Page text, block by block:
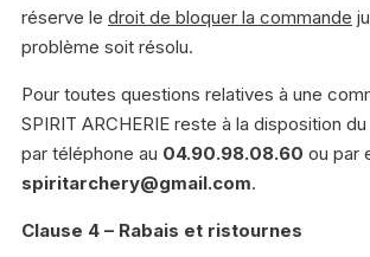
réserve le droit de bloquer la commande
problème soit résolu.
Pour toutes questions relatives à une
SPIRIT ARCHERIE reste à la disposition
par téléphone au 04.90.98.08.60 ou par
spiritarchery@gmail.com.
Clause 4 – Rabais et ristournes